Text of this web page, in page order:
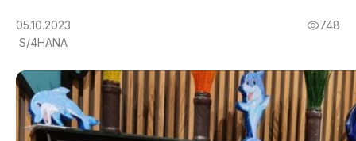
05.10.2023
S/4HANA
748